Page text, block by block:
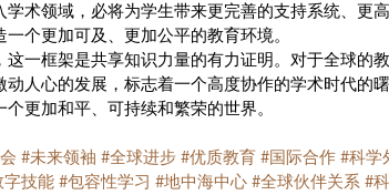
学术领域，必将为学生带来更完善的支持系统、更
一个更加可及、更加公平的教育环境。
这一框架是共享知识力量的有力证明。对于全球的
动人心的发展，标志着一个高度协作的学术时代的
个更加和平、可持续和繁荣的世界。
#未来领袖 #全球进步 #优质教育 #国际合作 #科学
字技能 #包容性学习 #地中海中心 #全球伙伴关系 #